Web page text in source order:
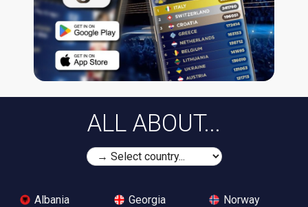
ALL ABOUT...
Albania
Georgia
Norway